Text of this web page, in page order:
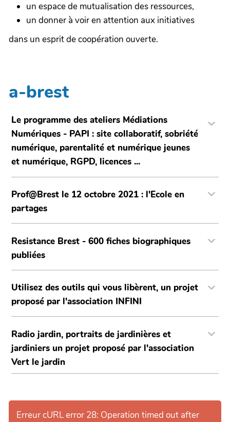
un espace de mutualisation des ressources,
un donner à voir en attention aux initiatives
dans un esprit de coopération ouverte.
a-brest
Le programme des ateliers Médiations
Numériques - PAPI : site collaboratif, sobriété
numérique, parentalité et numérique jeunes
et numérique, RGPD, licences ...
Prof@Brest le 12 octobre 2021 : l'Ecole en
partages
Resistance Brest - 600 fiches biographiques
publiées
Utilisez des outils qui vous libèrent, un projet
proposé par l'association INFINI
Radio jardin, portraits de jardinières et
jardiniers un projet proposé par l'association
Vert le jardin
Erreur cURL error 28: Operation timed out after